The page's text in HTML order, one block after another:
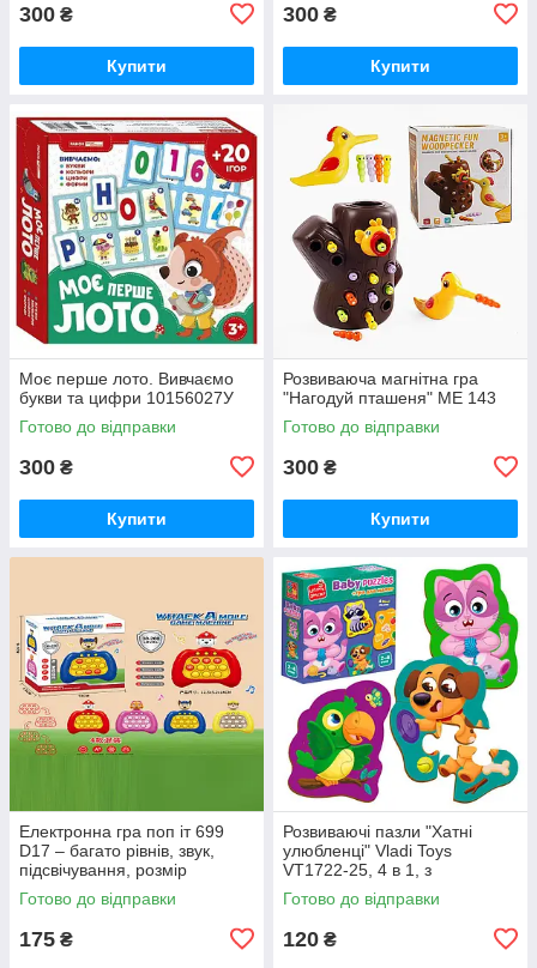
300 ₴
Купити
300 ₴
Купити
Моє перше лото. Вивчаємо
букви та цифри 10156027У
Готово до відправки
300 ₴
Купити
Розвиваюча магнітна гра
"Нагодуй пташеня" ME 143
Готово до відправки
300 ₴
Купити
Електронна гра поп іт 699
D17 – багато рівнів, звук,
підсвічування, розмір
12.5х5.6х14 см (у коробці,
мікс)
Готово до відправки
175 ₴
Розвиваючі пазли "Хатні
улюбленці" Vladi Toys
VT1722-25, 4 в 1, з
картонними фігурками,
українською, у пакеті
Готово до відправки
120 ₴